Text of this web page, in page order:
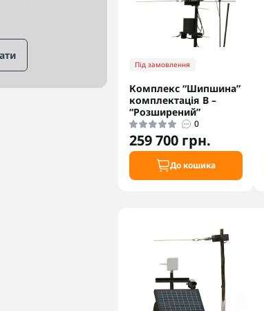
Під замовлення
Комплекс “Шипшина”
комплектація В –
“Розширений”
0
259 700 грн.
До кошика